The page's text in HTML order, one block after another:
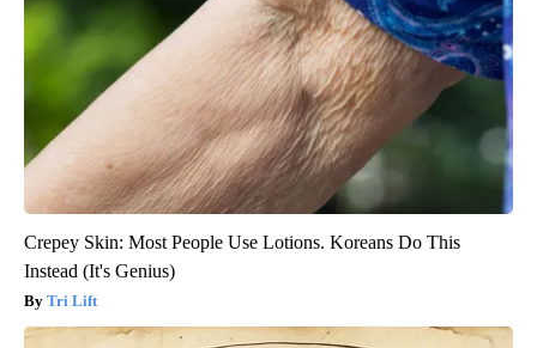
Crepey Skin: Most People Use Lotions. Koreans Do This
Instead (It's Genius)
Tri Lift